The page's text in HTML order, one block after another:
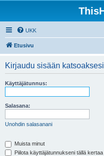
UKK
Etusivu
Kirjaudu sisään
Käyttäjätunnus:
Salasana:
Unohdin salasanani
Muista minut
Piilota käyttäjätunnukseni tällä kertaa